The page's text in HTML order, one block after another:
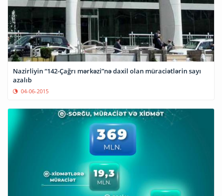
Nazirliyin “142-Çağrı mərkəzi”nə daxil olan müraciətlərin sayı
azalıb
04-06-2015